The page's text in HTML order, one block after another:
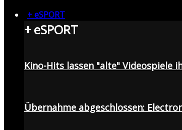
+ eSPORT
+ eSPORT
Kino-Hits lassen "alte" Videospiele
Übernahme abgeschlossen: